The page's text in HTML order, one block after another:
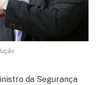
da Segurança